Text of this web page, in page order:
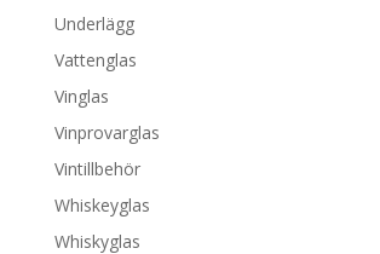
Underlägg
Vattenglas
Vinglas
Vinprovarglas
Vintillbehör
Whiskeyglas
Whiskyglas